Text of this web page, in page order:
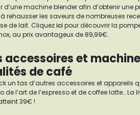
d’une machine blender afin d’obtenir une
rehausser les saveurs de nombreuses
de lait. Cliquezici pour découvrir la
au prix avantageux de 89,99€.
accessoires et
de café
un tas d’autres accessoires et appareils
de l’art de l’espresso et de coffee latte…
39€ !